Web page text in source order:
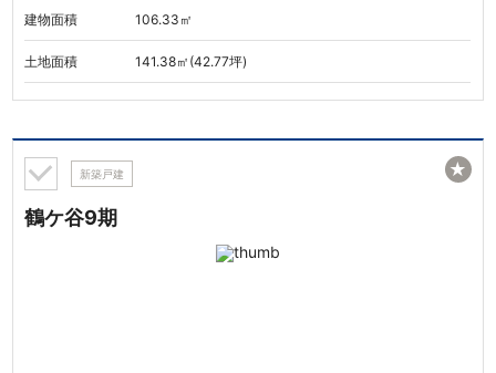
建物面積 106.33㎡
土地面積 141.38㎡(42.77坪)
新築戸建
鶴ケ谷9期
★